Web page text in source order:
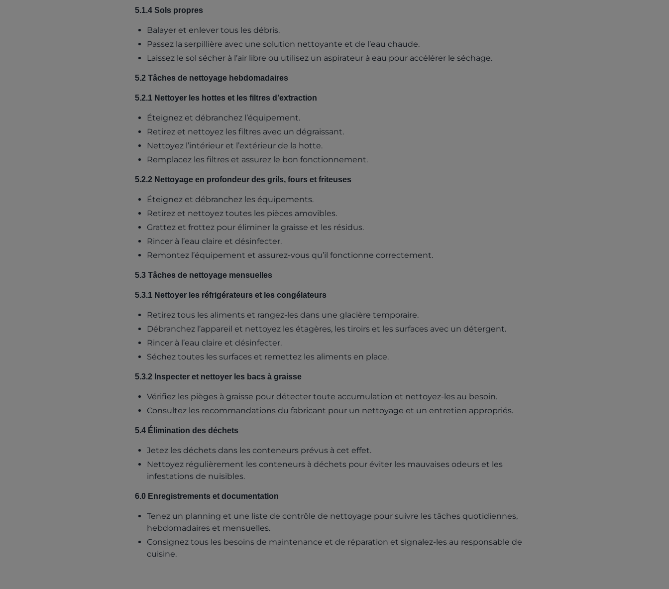
5.1.4 Sols propres
Balayer et enlever tous les débris.
Passez la serpillière avec une solution nettoyante et de l’eau chaude.
Laissez le sol sécher à l’air libre ou utilisez un aspirateur à eau pour accélérer le séchage.
5.2 Tâches de nettoyage hebdomadaires
5.2.1 Nettoyer les hottes et les filtres d’extraction
Éteignez et débranchez l’équipement.
Retirez et nettoyez les filtres avec un dégraissant.
Nettoyez l’intérieur et l’extérieur de la hotte.
Remplacez les filtres et assurez le bon fonctionnement.
5.2.2 Nettoyage en profondeur des grils, fours et friteuses
Éteignez et débranchez les équipements.
Retirez et nettoyez toutes les pièces amovibles.
Grattez et frottez pour éliminer la graisse et les résidus.
Rincer à l’eau claire et désinfecter.
Remontez l’équipement et assurez-vous qu’il fonctionne correctement.
5.3 Tâches de nettoyage mensuelles
5.3.1 Nettoyer les réfrigérateurs et les congélateurs
Retirez tous les aliments et rangez-les dans une glacière temporaire.
Débranchez l’appareil et nettoyez les étagères, les tiroirs et les surfaces avec un détergent.
Rincer à l’eau claire et désinfecter.
Séchez toutes les surfaces et remettez les aliments en place.
5.3.2 Inspecter et nettoyer les bacs à graisse
Vérifiez les pièges à graisse pour détecter toute accumulation et nettoyez-les au besoin.
Consultez les recommandations du fabricant pour un nettoyage et un entretien appropriés.
5.4 Élimination des déchets
Jetez les déchets dans les conteneurs prévus à cet effet.
Nettoyez régulièrement les conteneurs à déchets pour éviter les mauvaises odeurs et les
infestations de nuisibles.
6.0 Enregistrements et documentation
Tenez un planning et une liste de contrôle de nettoyage pour suivre les tâches quotidiennes,
hebdomadaires et mensuelles.
Consignez tous les besoins de maintenance et de réparation et signalez-les au responsable de
cuisine.